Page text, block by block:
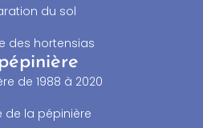
du sol
des hortensias
de 1988 à 2020
de la pépinière